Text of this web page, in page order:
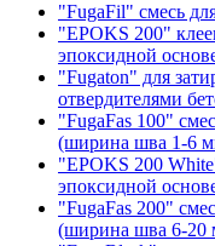
"FugaFil" смесь
"EPOKS 200"
эпоксидной
"Fugaton" для
отвердителями
"FugaFas 100"
(ширина шва 1-6
"EPOKS 200
эпоксидной
"FugaFas 200"
(ширина шва 6-20